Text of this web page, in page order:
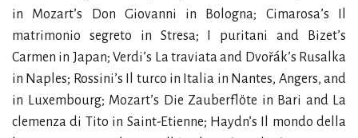
in Mozart’s Don Giovanni in Bologna; Cimarosa’s Il
matrimonio segreto in Stresa; I puritani and Bizet’s
Carmen in Japan; Verdi’s La traviata and Dvořák’s Rusalka
in Naples; Rossini’s Il turco in Italia in Nantes, Angers, and
in Luxembourg; Mozart’s Die Zauberflöte in Bari and La
clemenza di Tito in Saint-Etienne; Haydn’s Il mondo della